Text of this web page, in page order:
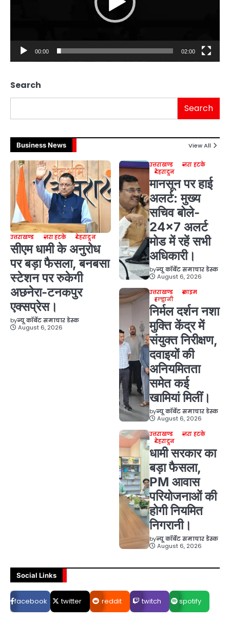
00:00 02:00
Search
Search
Business News View All
उत्तराखण्ड ज़रा हटके देहरादून
सीएम धामी के अनुरोध
पर बड़ा फैसला, बनबसा
स्टेशन पर रुकेगी
अछनेरा-टनकपुर
एक्सप्रेस।
byन्यू कॉर्बेट समाचार डेस्क
August 6, 2026
उत्तराखण्ड
ज़रा हटके
देहरादून
मानसून पर हाई
अलर्ट: मुख्य
सचिव बोले-
24×7 अलर्ट
मोड में रहें सभी
अधिकारी।
byन्यू कॉर्बेट समाचार डेस्क
August 6, 2026
उत्तराखण्ड
क्राइम
हल्द्वानी
निर्मल दर्शन नशा
मुक्ति केंद्र में
संयुक्त निरीक्षण,
दवाइयों की
अनियमितता
समेत कई
खामियां मिलीं।
byन्यू कॉर्बेट समाचार डेस्क
August 6, 2026
उत्तराखण्ड
ज़रा हटके
देहरादून
धामी सरकार का
बड़ा फैसला,
PM आवास
परियोजनाओं की
होगी नियमित
निगरानी।
byन्यू कॉर्बेट समाचार डेस्क
August 6, 2026
Social Links
facebook twitter reddit twitch spotify